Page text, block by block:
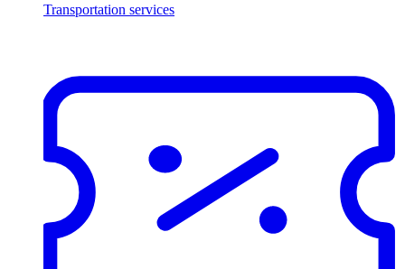
Transportation services